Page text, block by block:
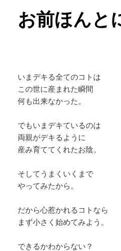
お前ほんと
いまデキる全てのコトは
この世に産まれた瞬間
何も出来なかった。
でもいまデキているのは
両親がデキるように
産み育ててくれたお陰。
そしてうまくいくまで
やってみたから。
だから心惹かれるコトなら
まず小さく始めてみよう。
できるかわからない？